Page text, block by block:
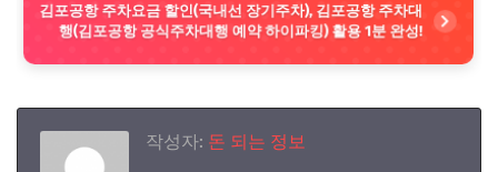
김포공항 주차요금 할인(국내선 장기주차), 김포공항 주차대
행(김포공항 공식주차대행 예약 하이파킹) 활용 1분 완성!
작성자: 돈 되는 정보